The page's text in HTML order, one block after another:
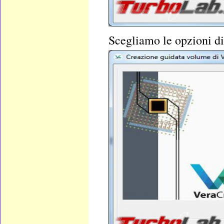
Scegliamo le opzioni